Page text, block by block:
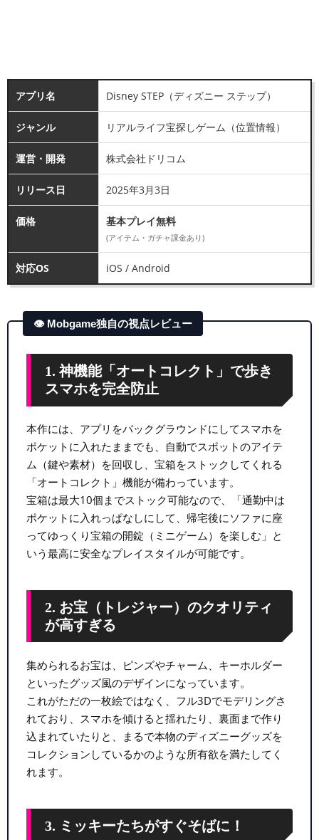
アプリ名 Disney STEP（ディズニー ステップ）
ジャンル リアルライフ宝探しゲーム（位置情報）
運営・開発 株式会社ドリコム
リリース日 2025年3月3日
価格 基本プレイ無料
(アイテム・ガチャ課金あり)
対応OS iOS / Android
👁 Mobgame独自の視点レビュー
1. 神機能「オートコレクト」で歩き
スマホを完全防止
本作には、アプリをバックグラウンドにしてスマホを
ポケットに入れたままでも、自動でスポットのアイテ
ム（鍵や素材）を回収し、宝箱をストックしてくれる
「オートコレクト」機能が備わっています。
宝箱は最大10個までストック可能なので、「通勤中は
ポケットに入れっぱなしにして、帰宅後にソファに座
ってゆっくり宝箱の開錠（ミニゲーム）を楽しむ」と
いう最高に安全なプレイスタイルが可能です。
2. お宝（トレジャー）のクオリティ
が高すぎる
集められるお宝は、ピンズやチャーム、キーホルダー
といったグッズ風のデザインになっています。
これがただの一枚絵ではなく、フル3Dでモデリングさ
れており、スマホを傾けると揺れたり、裏面まで作り
込まれていたりと、まるで本物のディズニーグッズを
コレクションしているかのような所有欲を満たしてく
れます。
3. ミッキーたちがすぐそばに！